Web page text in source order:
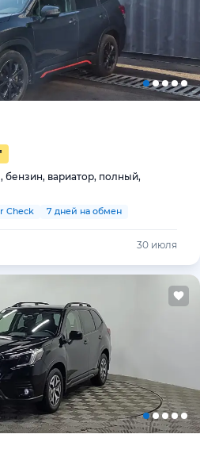
бензин, вариатор, полный,
Check 7 дней на обмен
30 июля